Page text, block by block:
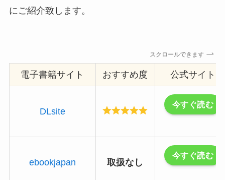
にご紹介致します。
スクロールできます
電子書籍サイト おすすめ度 公式サイト
DLsite
今すぐ読む
ebookjapan 取扱なし
今すぐ読む